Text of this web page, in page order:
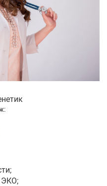
ЭКО;